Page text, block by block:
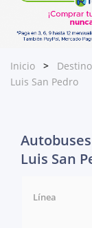
Inicio
Luis San Pedro
Luis San
Línea